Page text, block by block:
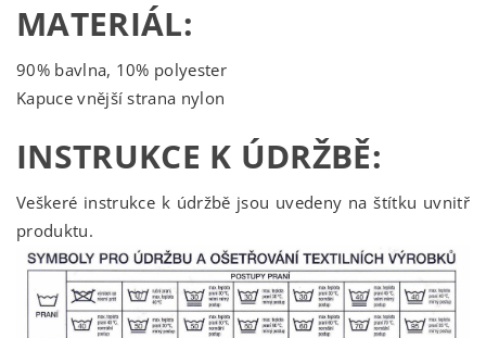
MATERIÁL:
90% bavlna, 10% polyester
Kapuce vnější strana nylon
INSTRUKCE K ÚDRŽBĚ:
Veškeré instrukce k údržbě jsou uvedeny na štítku uvnitř
produktu.